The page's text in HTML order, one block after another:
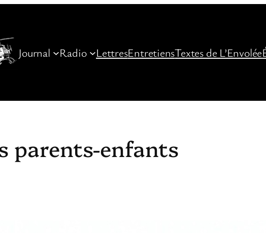
Journal Radio LettresEntretiensTextes de L’Envolée
parents-enfants